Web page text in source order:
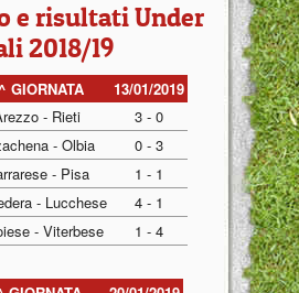
e risultati Under
2018/19
GIORNATA
13/01/2019
- Rieti
3 - 0
- Olbia
0 - 3
- Pisa
1 - 1
- Lucchese
4 - 1
- Viterbese 1 - 4